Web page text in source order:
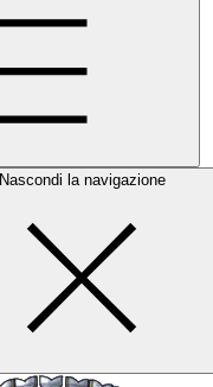
Nascondi la navigazione